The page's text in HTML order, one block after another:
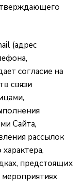
(адрес
согласие на
связи
Сайта,
рассылок
предстоящих